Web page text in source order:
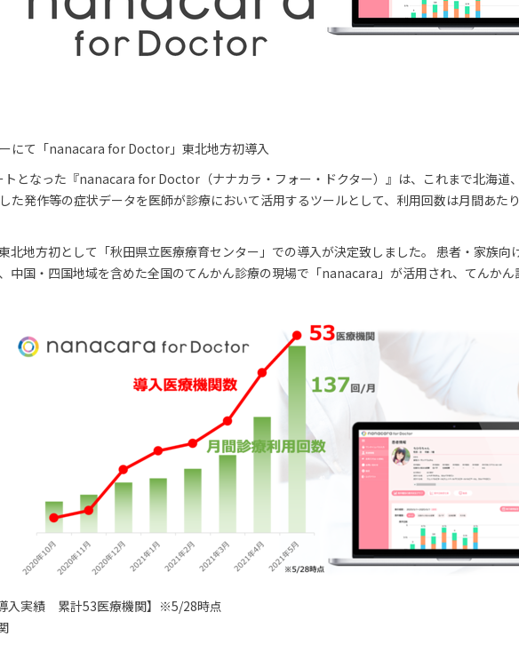
にて「nanacara for Doctor」東北地方初導入
となった『nanacara for Doctor（ナナカラ・フォー・ドクター）』は、これまで北海道
た発作等の症状データを医師が診療において活用するツールとして、利用回数は月間あた
北地方初として「秋田県立医療療育センター」での導入が決定致しました。 患者・家族
中国・四国地域を含めた全国のてんかん診療の現場で「nanacara」が活用され、てんか
入実績 累計53医療機関】※5/28時点